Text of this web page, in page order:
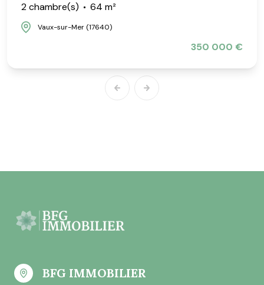
2 chambre(s)
64 m²
Vaux-sur-Mer (17640)
350 000 €
BFG IMMOBILIER